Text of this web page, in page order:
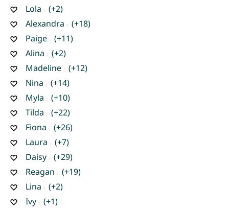
Lola
(+2)
Alexandra
(+18)
Paige
(+11)
Alina
(+2)
Madeline
(+12)
Nina
(+14)
Myla
(+10)
Tilda
(+22)
Fiona
(+26)
Laura
(+7)
Daisy
(+29)
Reagan
(+19)
Lina
(+2)
Ivy
(+1)